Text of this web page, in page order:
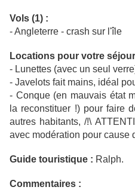
Vols (1) :
- Angleterre - crash sur l'île
Locations pour votre
- Lunettes (avec un seul
- Javelots fait mains, idéal
- Conque (en mauvais état
la reconstituer !) pour faire
autres habitants, /!\
avec modération pour cause
Guide touristique : Ralph.
Commentaires :